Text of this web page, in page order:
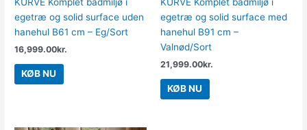
egetræ og solid surface uden
hanehul B61 cm – Eg/Sort
16,999.00kr.
KØB NU
egetræ og solid surface med
hanehul B91 cm –
Valnød/Sort
21,999.00kr.
KØB NU